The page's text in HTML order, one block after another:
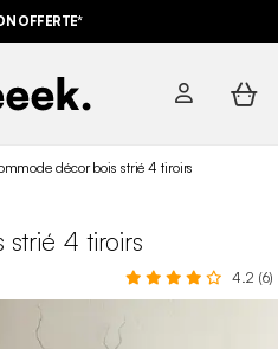
OFFERTE*
décor bois strié 4 tiroirs
4 tiroirs
4.2 (6)